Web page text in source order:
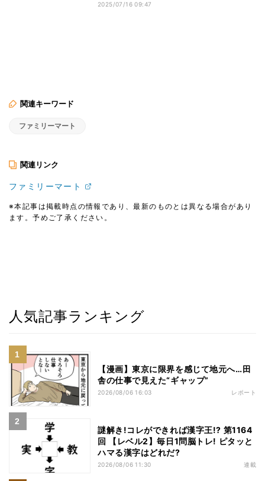
2025/07/16 09:47
関連キーワード
ファミリーマート
関連リンク
ファミリーマート
※本記事は掲載時点の情報であり、最新のものとは異なる場合があり
ます。予めご了承ください。
人気記事ランキング
【漫画】東京に限界を感じて地元へ…田
舎の仕事で見えた“ギャップ”
2026/08/06 16:03 レポート
謎解き!コレができれば漢字王!? 第1164
回 【レベル2】毎日1問脳トレ! ピタッと
ハマる漢字はどれだ?
2026/08/06 11:30 連載